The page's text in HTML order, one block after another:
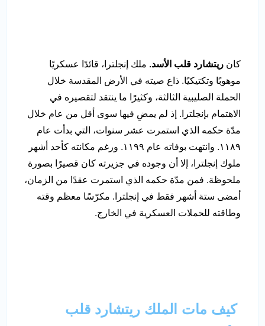
كان ريتشارد قلب الأسد. ملك إنجلترا، قائدًا عسكريًا
موهوبًا وتكتيكيًا. ذاع صيته في الأرض المقدسة خلال
الحملة الصليبية الثالثة، وكثيرًا ما ينتقد لتقصيره في
الاهتمام بإنجلترا. إذ لم يمضِ فيها سوى أقل من عام خلال
مدّة حكمه الذي استمرت عشر سنوات، التي بدأت عام
١١٨٩. وانتهت بوفاته عام ١١٩٩. ورغم مكانته كأحد أشهر
ملوك إنجلترا، إلا أن وجوده في جزيرته كان قصيرًا بصورة
ملحوظة. فمن مدّة حكمه الذي استمرت عقدًا من الزمان،
أمضى ستة أشهر فقط في إنجلترا. مكرّسًا معظم وقته
وطاقته للحملات العسكرية في الخارج.
كيف مات الملك ريتشارد قلب